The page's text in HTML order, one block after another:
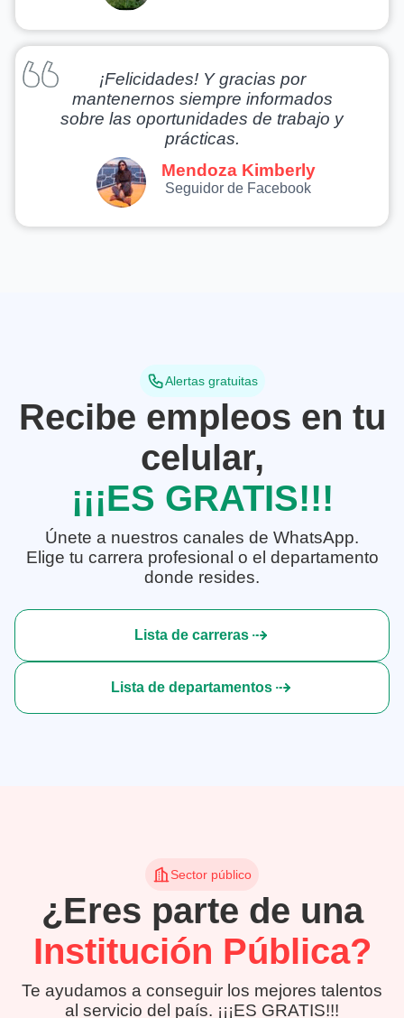
¡Felicidades! Y gracias por
mantenernos siempre informados
sobre las oportunidades de trabajo y
prácticas.
Mendoza Kimberly
Seguidor de Facebook
Alertas gratuitas
Recibe empleos en tu
celular,
¡¡¡ES GRATIS!!!
Únete a nuestros canales de WhatsApp.
Elige tu carrera profesional o el departamento
donde resides.
Lista de carreras
Lista de departamentos
Sector público
¿Eres parte de una
Institución Pública?
Te ayudamos a conseguir los mejores talentos
al servicio del país. ¡¡¡ES GRATIS!!!